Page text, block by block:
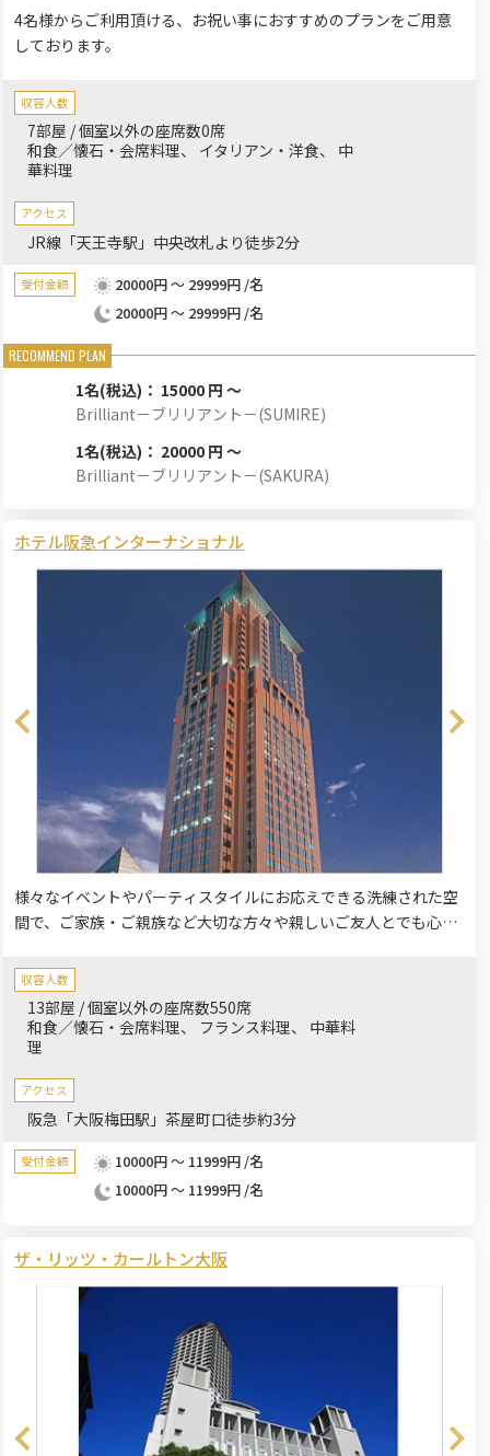
4名様からご利用頂ける、お祝い事におすすめのプランをご用意
しております。
収容人数
7部屋 / 個室以外の座席数0席
和食／懐石・会席料理
イタリアン・洋食
中
華料理
アクセス
JR線「天王寺駅」中央改札より徒歩2分
受付金額
20000円 ～ 29999円 /名
20000円 ～ 29999円 /名
1名(税込)： 15000 円 ～
Brilliant－ブリリアント－(SUMIRE)
1名(税込)： 20000 円 ～
Brilliant－ブリリアント－(SAKURA)
ホテル阪急インターナショナル
様々なイベントやパーティスタイルにお応えできる洗練された空
間で、ご家族・ご親族など大切な方々や親しいご友人とでも心も
お誕生日祝いなどにご利用くださいませ。
収容人数
13部屋 / 個室以外の座席数550席
和食／懐石・会席料理
フランス料理
中華料
理
アクセス
阪急「大阪梅田駅」茶屋町口徒歩約3分
受付金額
10000円 ～ 11999円 /名
10000円 ～ 11999円 /名
ザ・リッツ・カールトン大阪